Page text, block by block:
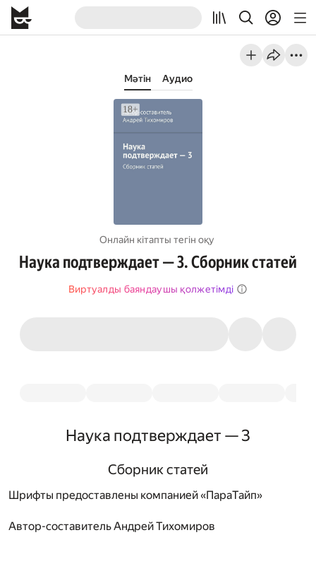
Мәтін Аудио
Онлайн кітапты тегін оқу
Наука подтверждает — 3. Сборник статей
Виртуалды баяндаушы қолжетімді
Наука подтверждает — 3
Сборник статей
Шрифты предоставлены компанией «ПараТайп»
Автор-составительАндрей Тихомиров